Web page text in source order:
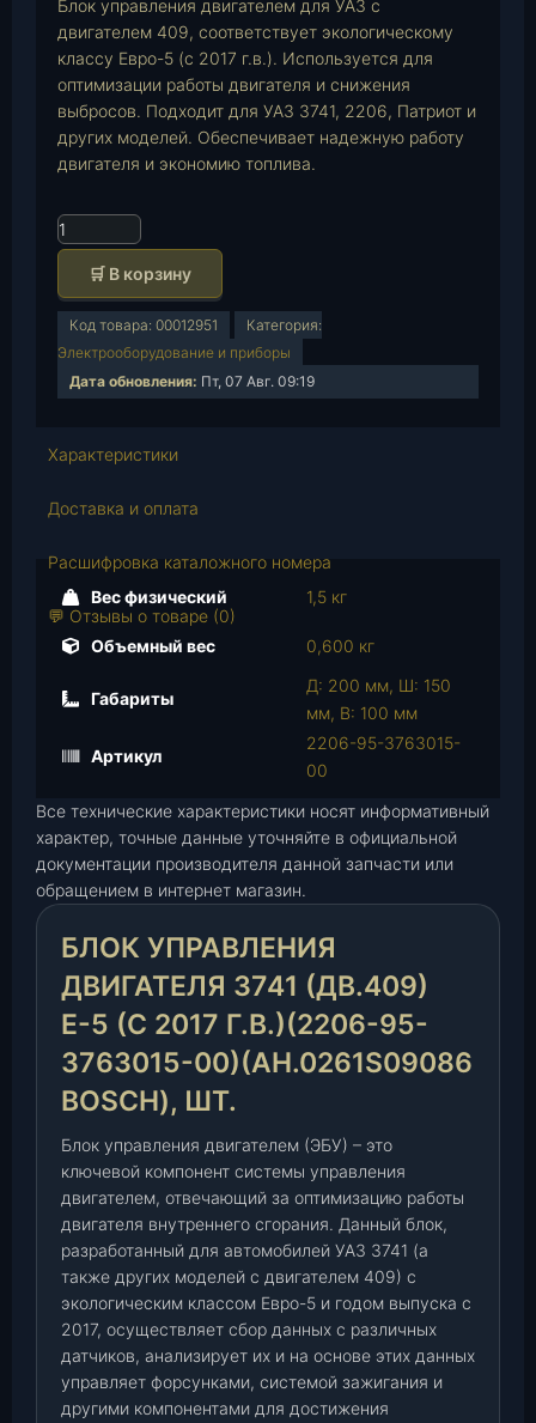
Блок управления двигателем для УАЗ с
двигателем 409, соответствует экологическому
классу Евро-5 (с 2017 г.в.). Используется для
оптимизации работы двигателя и снижения
выбросов. Подходит для УАЗ 3741, 2206, Патриот и
других моделей. Обеспечивает надежную работу
двигателя и экономию топлива.
К
о
и
в
т
в
р
а
л
к
п
р
а
в
е
н
и
я
д
и
г
а
т
е
л
я
3
7
4
1
(
🛒 В корзину
Код товара: 00012951
Категория:
Электрооборудование и приборы
Дата обновления: Пт, 07 Авг. 09:19
Характеристики
Доставка и оплата
Расшифровка каталожного номера
💬 Отзывы о товаре (0)
Вес физический 1,5 кг
Объемный вес 0,600 кг
Габариты
Д: 200 мм, Ш: 150
мм, В: 100 мм
Артикул
2206-95-3763015-
00
Все технические характеристики носят информативный
характер, точные данные уточняйте в официальной
документации производителя данной запчасти или
обращением в интернет магазин.
БЛОК УПРАВЛЕНИЯ
ДВИГАТЕЛЯ 3741 (ДВ.409)
Е-5 (С 2017 Г.В.)(2206-95-
3763015-00)(АН.0261S09086
BOSCH), ШТ.
Блок управления двигателем (ЭБУ) – это
ключевой компонент системы управления
двигателем, отвечающий за оптимизацию работы
двигателя внутреннего сгорания. Данный блок,
разработанный для автомобилей УАЗ 3741 (а
также других моделей с двигателем 409) с
экологическим классом Евро-5 и годом выпуска с
2017, осуществляет сбор данных с различных
датчиков, анализирует их и на основе этих данных
управляет форсунками, системой зажигания и
другими компонентами для достижения